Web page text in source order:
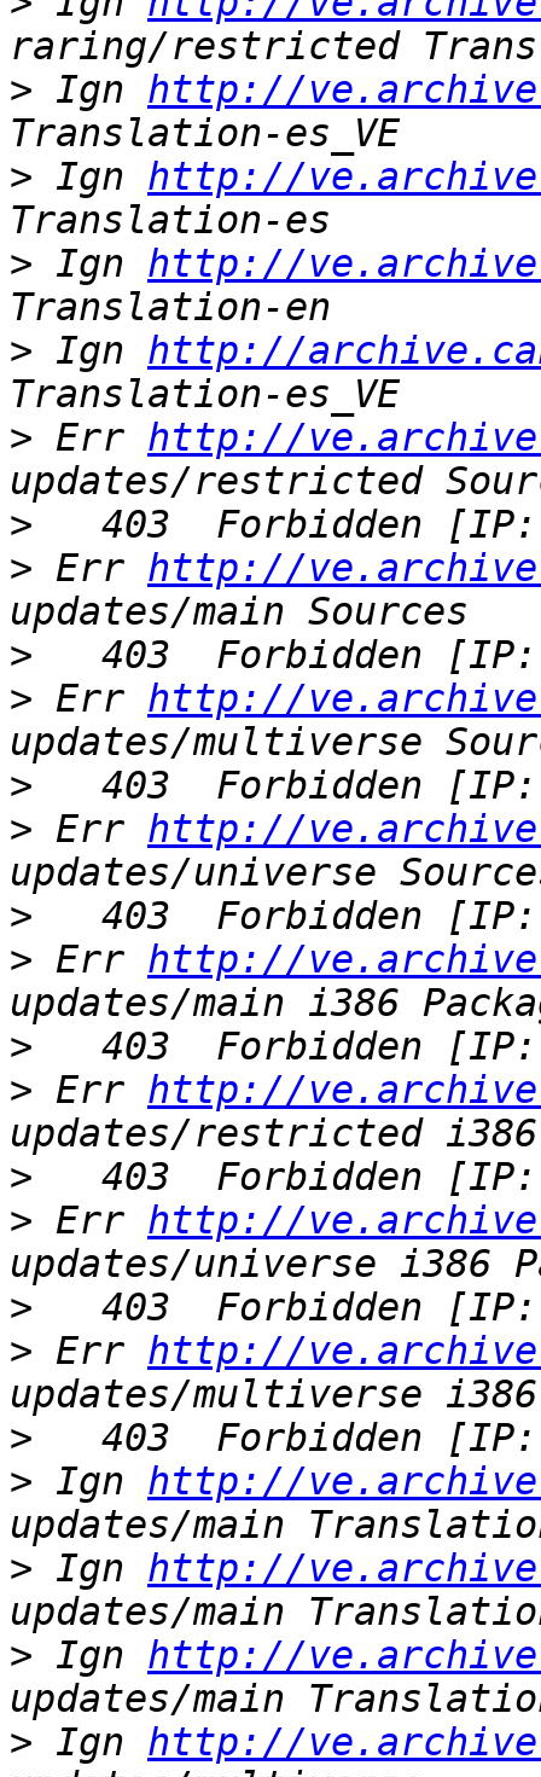
> Ign http://
> Ign http://
> Ign http://
> Ign http://
> Err http://
>
> Err http://
>
> Err http://
>
> Err http://
>
> Err http://
>
> Err http://
>
> Err http://
>
> Err http://
>
> Ign http://
> Ign http://
> Ign http://
> Ign http://